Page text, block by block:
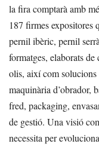
la fira comptarà amb
187 firmes expositores
pernil ibèric, pernil
formatges, elaborats
olis, així com solucions
maquinària d’obrador,
fred, packaging,
de gestió. Una visió
necessita per